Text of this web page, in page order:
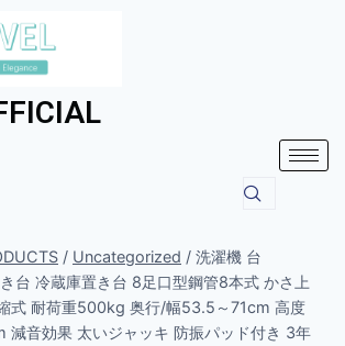
/ Uncategorized / 洗濯機 台
台 冷蔵庫置き台 8足口型鋼管8本式 かさ上
式 耐荷重500kg 奥行/幅53.5～71cm 高度
減音効果 太いジャッキ 防振パッド付き 3年